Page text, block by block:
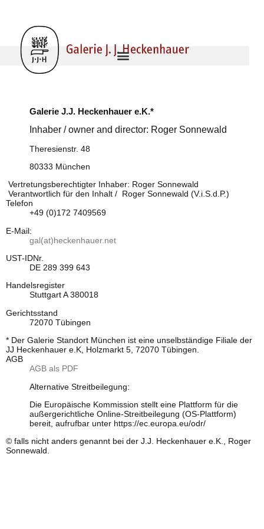
Galerie J.J. Heckenhauer e.K.*
Inhaber / owner and director: Roger Sonnewald
Theresienstr. 48
80333 München
Vertretungsberechtigter Inhaber: Roger Sonnewald
Verantwortlich für den Inhalt / Roger Sonnewald (V.i.S.d.P.)
Telefon
+49 (0)172 7409569
E-Mail:
gal(at)heckenhauer.net
UST-IDNr.
DE 289 399 643
Handelsregister
Stuttgart A 380018
Gerichtsstand
72070 Tübingen
* Der Galerie Standort München ist eine unselbständige Filiale der
JJ Heckenhauer e.K, Holzmarkt 5, 72070 Tübingen.
AGB
AGB als PDF
Alternative Streitbeilegung:
Die Europäische Kommission stellt eine Plattform für die
außergerichtliche Online-Streitbeilegung (OS-Plattform)
bereit, aufrufbar unter https://ec.europa.eu/odr/
© falls nicht anders genannt bei der J.J. Heckenhauer e.K., Roger
Sonnewald.